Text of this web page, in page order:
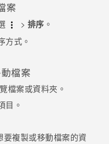
案
> 排序 。
方式。
檔案
檔案或資料夾。
目。
要複製或移動檔案的資